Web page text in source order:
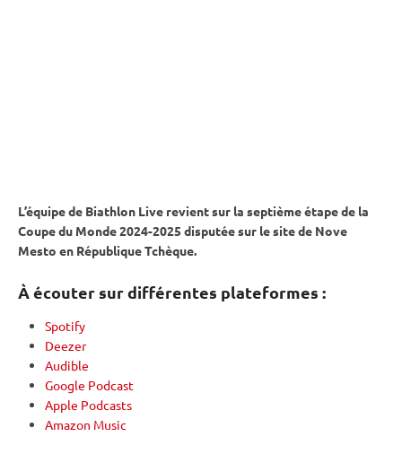
L’équipe de Biathlon Live revient sur la septième étape de la
Coupe du Monde2024-2025 disputée sur le site de Nove
Mesto en République Tchèque.
À écouter sur différentes plateformes :
Spotify
Deezer
Audible
Google Podcast
Apple Podcasts
Amazon Music